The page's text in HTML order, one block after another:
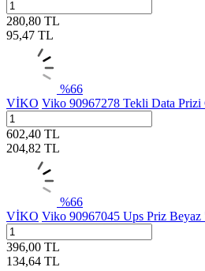
280,80 TL
95,47 TL
%66
VİKO Viko 90967278 Tekli Data
602,40 TL
204,82 TL
%66
VİKO Viko 90967045 Ups Priz
396,00 TL
134,64 TL